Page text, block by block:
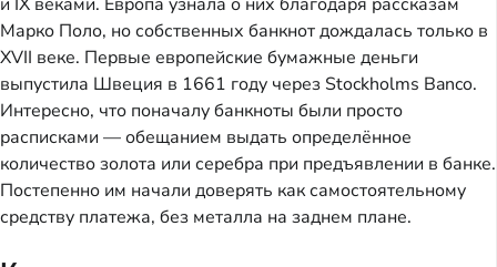
Марко Поло, но собственных банкнот дождалась только в
XVII веке. Первые европейские бумажные деньги
выпустила Швеция в 1661 году через Stockholms Banco.
Интересно, что поначалу банкноты были просто
расписками — обещанием выдать определённое
количество золота или серебра при предъявлении в банке.
Постепенно им начали доверять как самостоятельному
средству платежа, без металла на заднем плане.